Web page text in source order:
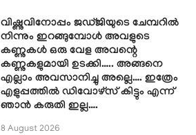
വിഷ്ണുവിനോപ്പം ജഡ്ജിയുടെ ചേമ്പറിൽ
നിന്നും ഇറങ്ങുമ്പോൾ അവളുടെ
കണ്ണുകൾ ഒരു വേള അവന്റെ
കണ്ണുകളുമായി ഉടക്കി….. അങ്ങനെ
എല്ലാം അവസാനിച്ചു അല്ലെ…. ഇത്രേം
എളുപ്പത്തിൽ ഡിവോഴ്സ് കിട്ടും എന്ന്
ഞാൻ കരുതി ഇല്ല….
8 August 2026